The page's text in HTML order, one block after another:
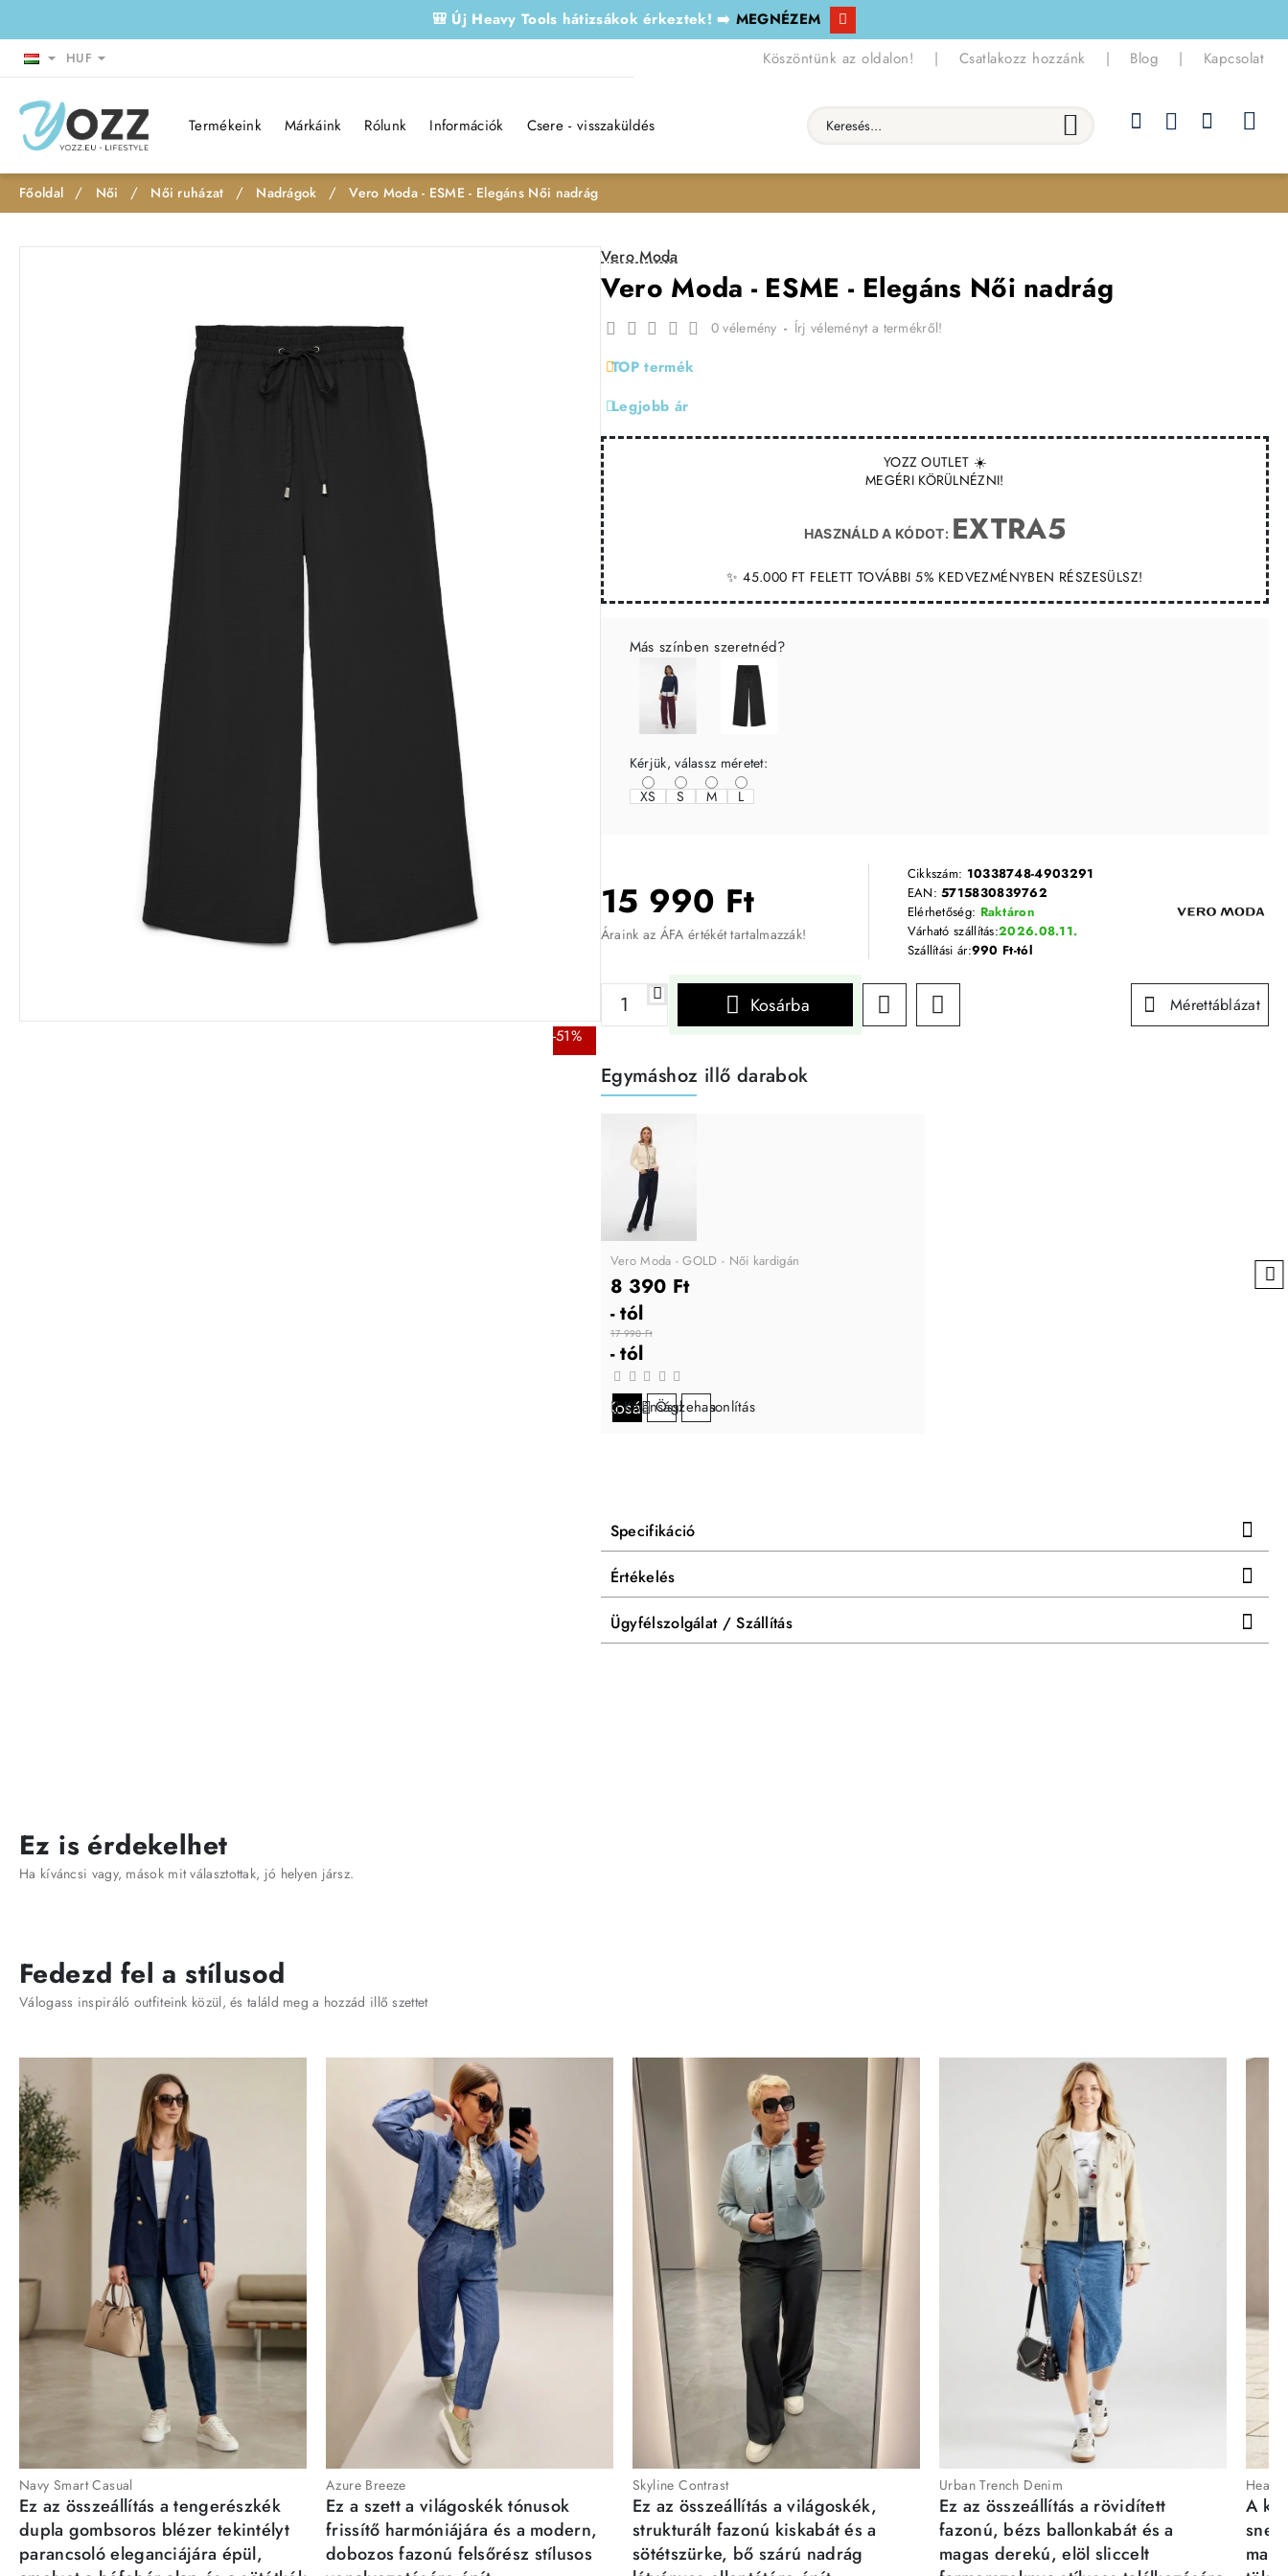
🎒 Új Heavy Tools hátizsákok érkeztek! ➡️ MEGNÉZEM
HUF Köszöntünk az oldalon! | Csatlakozz hozzánk | Blog | Kapcsolat
Termékeink Márkáink Rólunk Információk Csere - visszaküldés Keresés...
h
Női Női ruházat Nadrágok Vero Moda - ESME - Elegáns Női nadrág
-51%
Vero Moda
Vero Moda - ESME - Elegáns Női nadrág
YOZZ OUTLET ☀️
MEGÉRI KÖRÜLNÉZNI!
HASZNÁLD A KÓDOT: EXTRA5
✨ 45.000 FT FELETT TOVÁBBI 5% KEDVEZMÉNYBEN RÉSZESÜLSZ!
TOP termék
Legjobb ár
0 vélemény - Írj véleményt a termékről!
15 990 Ft
Áraink az ÁFA értékét tartalmazzák!
Cikkszám: 10338748-4903291
EAN:5715830839762
Elérhetőség: Raktáron
Várható szállítás:2026.08.11.
Szállítási ár:990 Ft-tól
Más színben szeretnéd?
Kérjük, válassz méretet:
XS
S M L
Kosárba Mérettáblázat
Egymáshoz illő darabok
Vero Moda - GOLD - Női kardigán
8 390 Ft
- tól
17 990 Ft
- tól
Kosárba
Kívánságlistára
Összehasonlítás
Specifikáció
Értékelés
Ügyfélszolgálat / Szállítás
Ez is érdekelhet
Ha kíváncsi vagy, mások mit választottak, jó helyen jársz.
Fedezd fel a stílusod
Válogass inspiráló outfiteink közül, és találd meg a hozzád illő szettet
Navy Smart Casual
Ez az összeállítás a tengerészkék
dupla gombsoros blézer tekintélyt
parancsoló eleganciájára épül,
Azure Breeze
Ez a szett a világoskék tónusok
frissítő harmóniájára és a modern,
dobozos fazonú felsőrész stílusos
Skyline Contrast
Ez az összeállítás a világoskék,
strukturált fazonú kiskabát és a
sötétszürke, bő szárú nadrág
Urban Trench Denim
Ez az összeállítás a rövidített
fazonú, bézs ballonkabát és a
magas derekú, elöl sliccelt
A